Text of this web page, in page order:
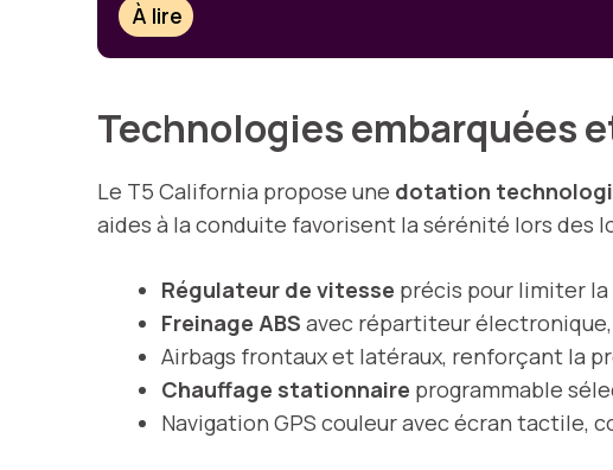
À lire
Technologies embarquées
Le T5 California propose une dotation
aides à la conduite favorisent la sérénité lors des
Régulateur de vitesse précis pour limiter
Freinage ABS avec répartiteur électronique,
Airbags frontaux et latéraux, renforçant la
Chauffage stationnaire programmable
Navigation GPS couleur avec écran tactile,